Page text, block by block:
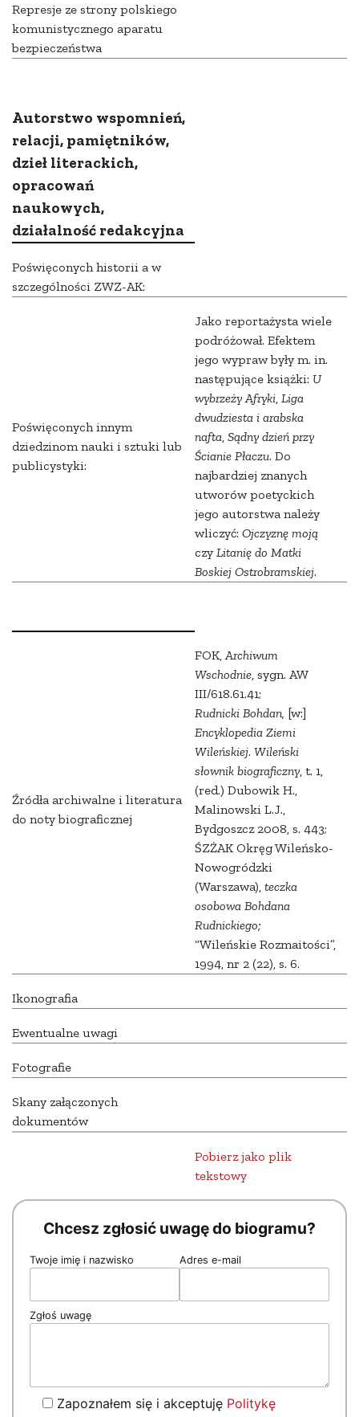
Represje ze strony polskiego
komunistycznego aparatu
bezpieczeństwa
Autorstwo wspomnień,
relacji, pamiętników,
dzieł literackich,
opracowań
naukowych,
działalność redakcyjna
Poświęconych historii a w
szczególności ZWZ-AK:
Poświęconych innym
dziedzinom nauki i sztuki lub
publicystyki:
Jako reportażysta wiele
podróżował. Efektem
jego wypraw były m. in.
następujące książki: U
wybrzeży Afryki, Liga
dwudziesta i arabska
nafta, Sądny dzień przy
Ścianie Płaczu. Do
najbardziej znanych
utworów poetyckich
jego autorstwa należy
wliczyć: Ojczyznę moją
czy Litanię do Matki
Boskiej Ostrobramskiej.
Źródła archiwalne i literatura
do noty biograficznej
FOK,Archiwum
Wschodnie, sygn. AW
III/618.61.41;
Rudnicki Bohdan, [w:]
Encyklopedia Ziemi
Wileńskiej. Wileński
słownik biograficzny, t. 1,
(red.) Dubowik H.,
Malinowski L.J.,
Bydgoszcz 2008, s. 443;
ŚZŻAK Okręg Wileńsko-
Nowogródzki
(Warszawa), teczka
osobowa Bohdana
Rudnickiego;
“Wileńskie Rozmaitości”,
1994, nr 2 (22), s. 6.
Ikonografia
Ewentualne uwagi
Fotografie
Skany załączonych
dokumentów
Pobierz jako plik
tekstowy
Chcesz zgłosić uwagę do biogramu?
Twoje imię i nazwisko Adres e-mail
Zgłoś uwagę
Zapoznałem się i akceptuję Politykę